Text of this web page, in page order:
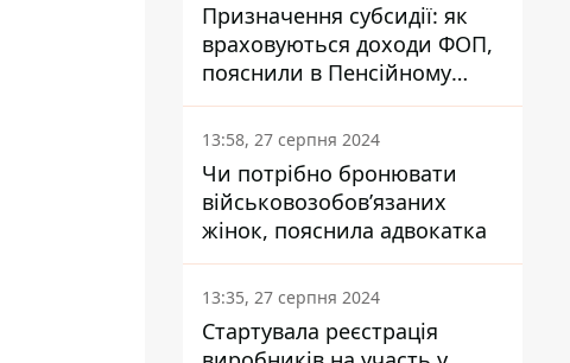
Призначення субсидії: як
враховуються доходи ФОП,
пояснили в Пенсійному
фонді
13:58, 27 серпня 2024
Чи потрібно бронювати
військовозобов’язаних
жінок, пояснила адвокатка
13:35, 27 серпня 2024
Стартувала реєстрація